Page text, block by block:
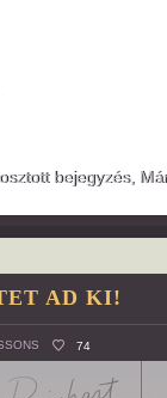
bejegyzés, Márc
AD KI!
74